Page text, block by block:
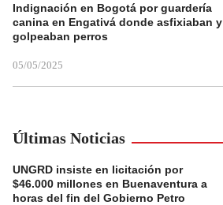
Indignación en Bogotá por guardería
canina en Engativá donde asfixiaban y
golpeaban perros
05/05/2025
Últimas Noticias
UNGRD insiste en licitación por
$46.000 millones en Buenaventura a
horas del fin del Gobierno Petro